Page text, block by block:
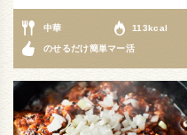
中華 113kcal
のせるだけ簡単マー活